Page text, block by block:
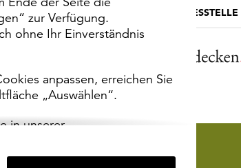
zur Verfügung.
ohne Ihr Einverständnis
anpassen, erreichen Sie
„Auswählen“.
in unserer
MUSEUMSPORTAL DIE LANDESSTELLE